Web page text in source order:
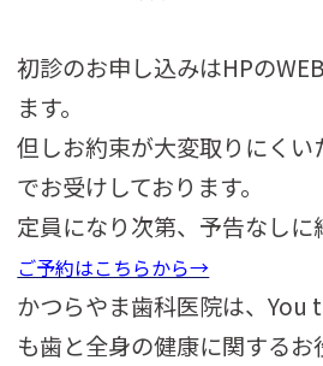
初診のお申し込みはHPの
ます。
但しお約束が大変取りにく
でお受けしております。
定員になり次第、予告なしに
ご予約はこちらから→
かつらやま歯科医院は、You
も歯と全身の健康に関する